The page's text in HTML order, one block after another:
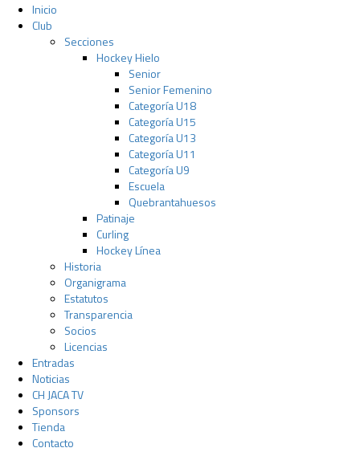
Inicio
Club
Secciones
Hockey Hielo
Senior
Senior Femenino
Categoría U18
Categoría U15
Categoría U13
Categoría U11
Categoría U9
Escuela
Quebrantahuesos
Patinaje
Curling
Hockey Línea
Historia
Organigrama
Estatutos
Transparencia
Socios
Licencias
Entradas
Noticias
CH JACA TV
Sponsors
Tienda
Contacto